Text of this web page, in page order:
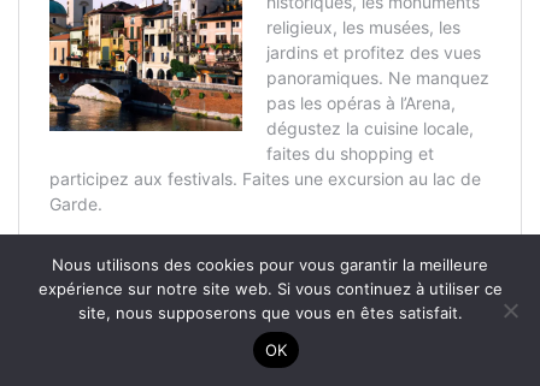
Publications Similaires :
Nous utilisons des cookies pour vous garantir la meilleure
expérience sur notre site web. Si vous continuez à utiliser ce
site, nous supposerons que vous en êtes satisfait.
OK